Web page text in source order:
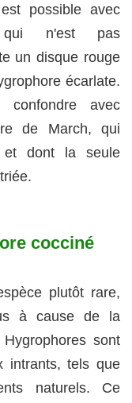
possible avec
qui n'est pas
un disque rouge
écarlate.
avec
de March, qui
et dont la seule
cocciné
plutôt rare,
à cause de la
sont
intrants, tels que
naturels. Ce